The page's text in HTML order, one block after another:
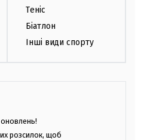
Теніс
Біатлон
Інші види спорту
оновлень!
розсилок, щоб